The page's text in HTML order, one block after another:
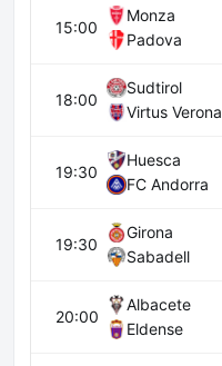
15:00
Monza
Padova
18:00
Sudtirol
Virtus Verona
19:30
Huesca
FC Andorra
19:30
Girona
Sabadell
20:00
Albacete
Eldense